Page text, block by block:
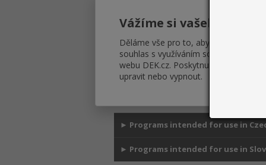
Vážíme si vašeho
Děláme vše pro to, abychom vám
souhlas s využíváním souborů
webu DEK.cz. Poskytnuté informace
upravit nebo vypnout.
THERMAL ANALYSIS 2D
PHOTOVOLTAICS
► Programs intended for use in
► Programs intended for use in